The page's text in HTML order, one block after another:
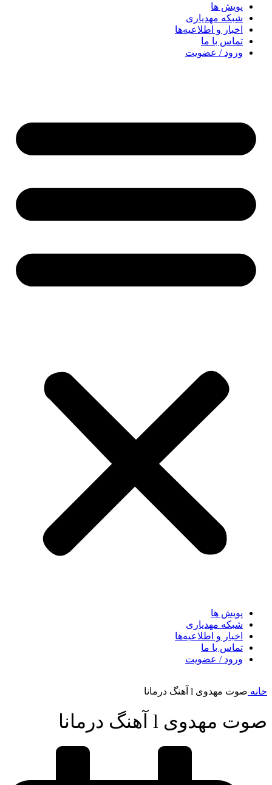
پویش ها
شبکه مهدیاری
اخبار و اطلاعیه‌ها
تماس با ما
ورود / عضویت
پویش ها
شبکه مهدیاری
اخبار و اطلاعیه‌ها
تماس با ما
ورود / عضویت
خانه صوت مهدوی l آهنگ درمانا
صوت مهدوی l آهنگ درمانا